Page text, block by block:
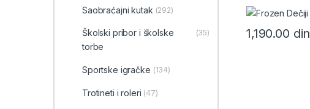
1,190.00 din
Saobraćajni kutak (292)
Školski pribor i školske
torbe
(35)
Sportske igračke (134)
Trotineti i roleri (47)